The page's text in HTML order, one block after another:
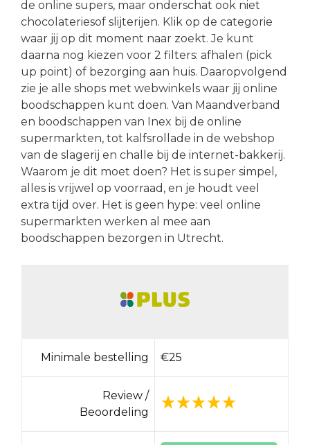
de online supers, maar onderschat ook niet
chocolateriesof slijterijen. Klik op de categorie
waar jij op dit moment naar zoekt. Je kunt
daarna nog kiezen voor 2 filters: afhalen (pick
up point) of bezorging aan huis. Daaropvolgend
zie je alle shops met webwinkels waar jij online
boodschappen kunt doen. Van Maandverband
en boodschappen van Inex bij de online
supermarkten, tot kalfsrollade in de webshop
van de slagerij en challe bij de internet-bakkerij.
Waarom je dit moet doen? Het is super simpel,
alles is vrijwel op voorraad, en je houdt veel
extra tijd over. Het is geen hype: veel online
supermarkten werken al mee aan
boodschappen bezorgen in Utrecht.
Minimale bestelling €25
Review /
Beoordeling